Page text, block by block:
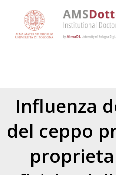
Influenza
del ceppo